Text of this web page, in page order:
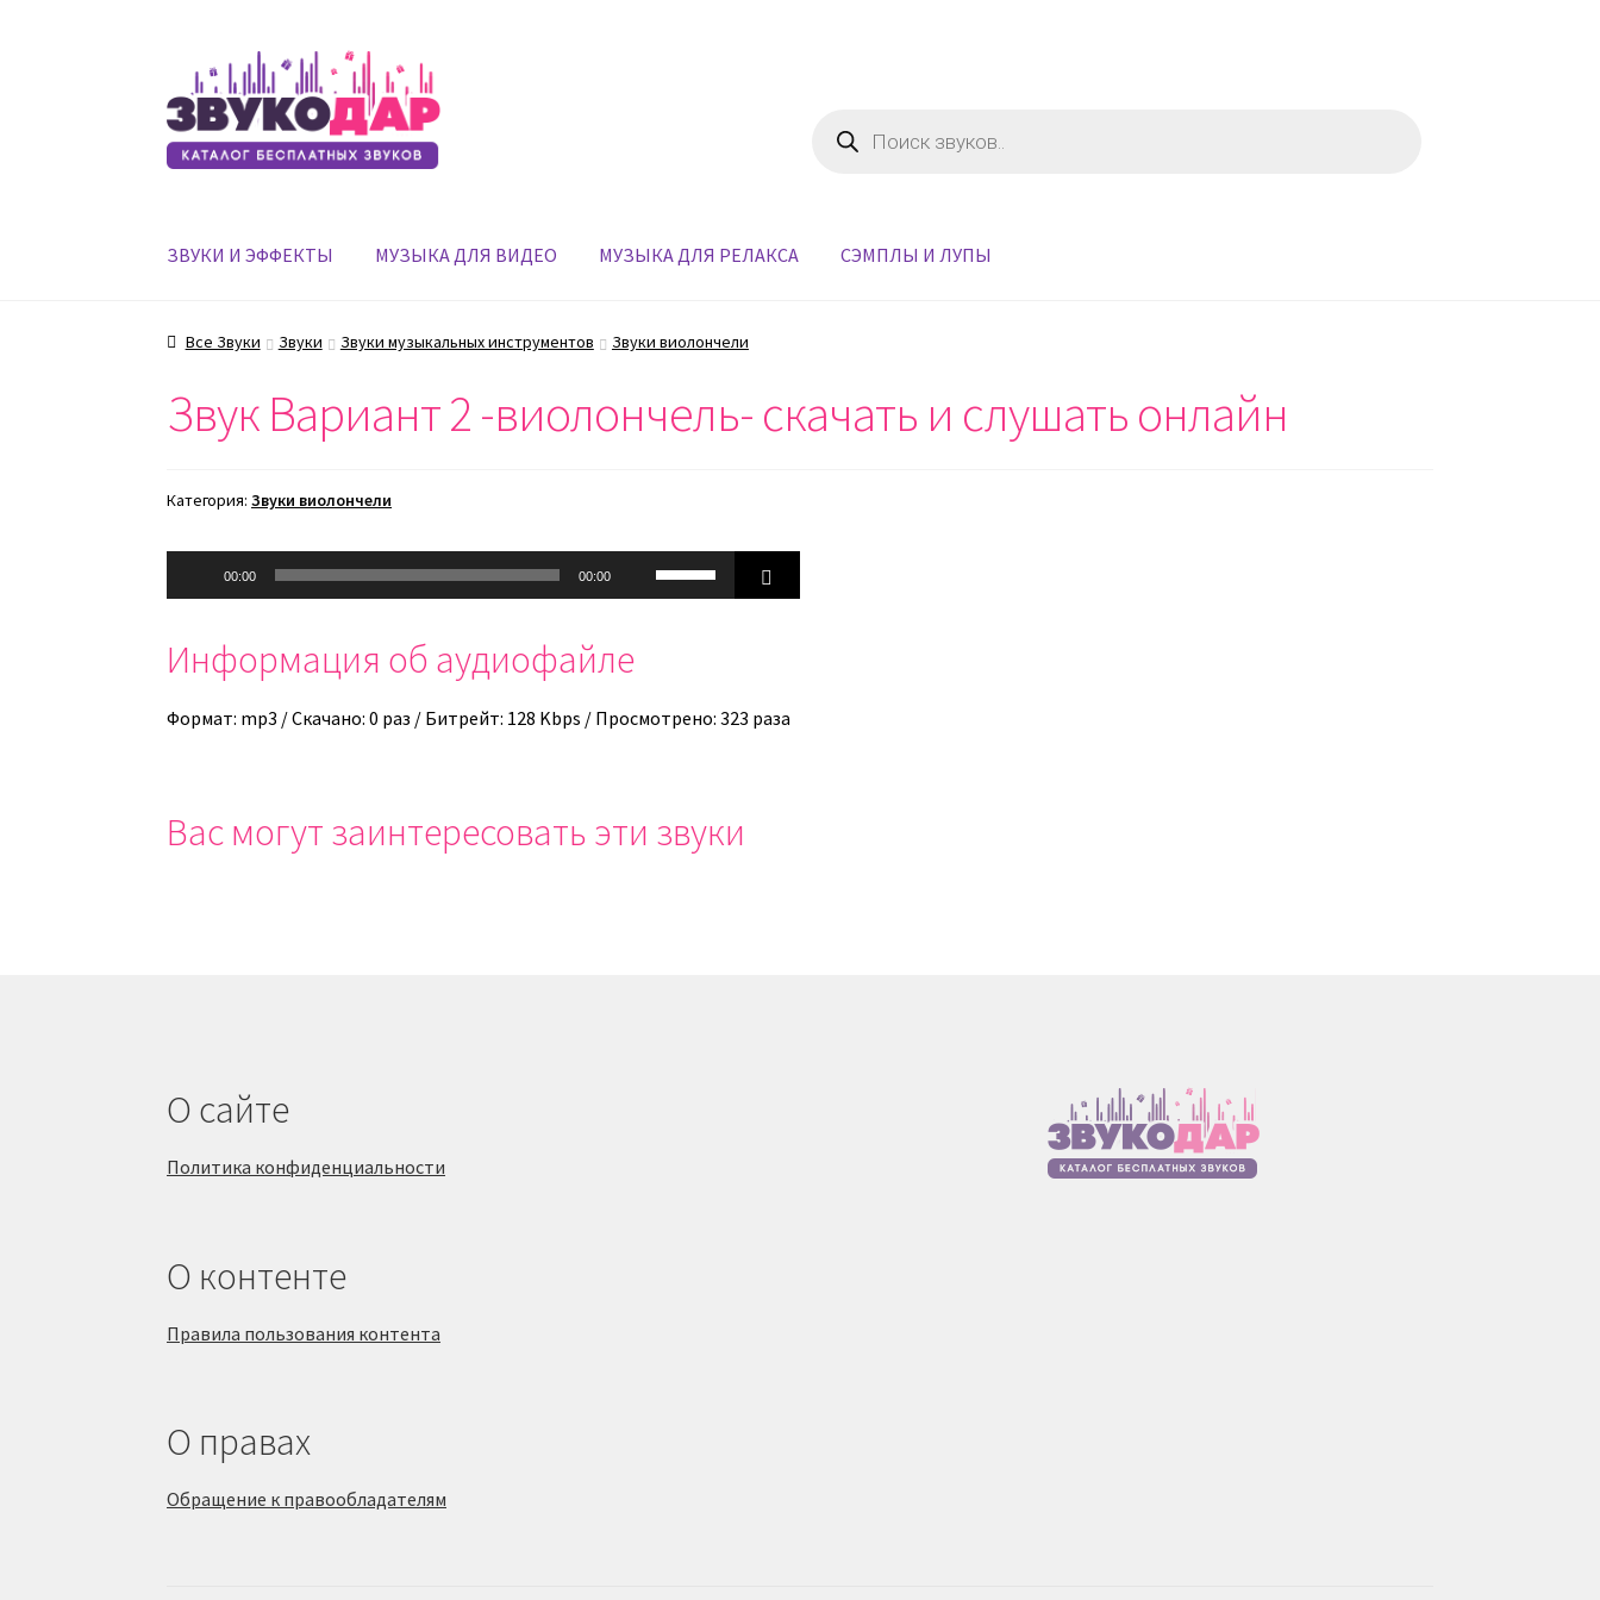
Перейти
к
навигации
Перейти
к
содержимому
товаров
ЗВУКИ И ЭФФЕКТЫ МУЗЫКА ДЛЯ ВИДЕО МУЗЫКА ДЛЯ РЕЛАКСА СЭМПЛЫ И ЛУПЫ
Все Звуки Звуки Звуки музыкальных инструментов Звуки виолончели
Звук Вариант 2 -виолончель- скачать и слушать онлайн
Категория:Звуки виолончели
00:00 00:00
Используйте
клавиши
увеличить
Информация об аудиофайле
Формат: mp3 / Скачано: 0 раз / Битрейт: 128 Kbps / Просмотрено: 323 раза
Вас могут заинтересовать эти звуки
О сайте
Политика конфиденциальности
О контенте
Правила пользования контента
О правах
Обращение к правообладателям